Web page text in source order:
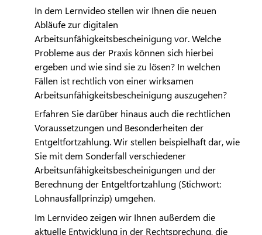
In dem Lernvideo stellen wir Ihnen die neuen
Abläufe zur digitalen
Arbeitsunfähigkeitsbescheinigung vor. Welche
Probleme aus der Praxis können sich hierbei
ergeben und wie sind sie zu lösen? In welchen
Fällen ist rechtlich von einer wirksamen
Arbeitsunfähigkeitsbescheinigung auszugehen?
Erfahren Sie darüber hinaus auch die rechtlichen
Voraussetzungen und Besonderheiten der
Entgeltfortzahlung. Wir stellen beispielhaft dar, wie
Sie mit dem Sonderfall verschiedener
Arbeitsunfähigkeitsbescheinigungen und der
Berechnung der Entgeltfortzahlung (Stichwort:
Lohnausfallprinzip) umgehen.
Im Lernvideo zeigen wir Ihnen außerdem die
aktuelle Entwicklung in der Rechtsprechung, die